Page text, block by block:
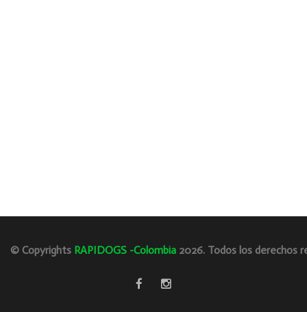
© Copyrights RAPIDOGS -Colombia 2026. Todos los derechos